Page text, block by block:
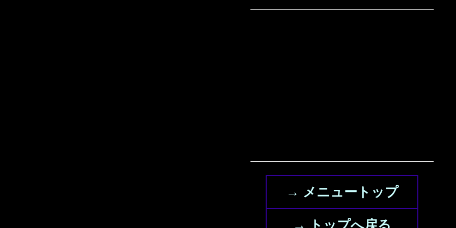
→ メニュートップ